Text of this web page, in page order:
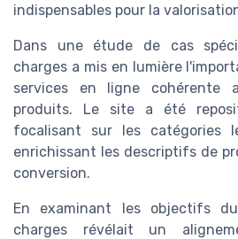
indispensables pour la
Dans une étude de cas
charges a mis en lumière
services en ligne cohérente
produits. Le site a été
focalisant sur les catégories
enrichissant les descriptifs de
conversion.
En examinant les objectifs
charges révélait un